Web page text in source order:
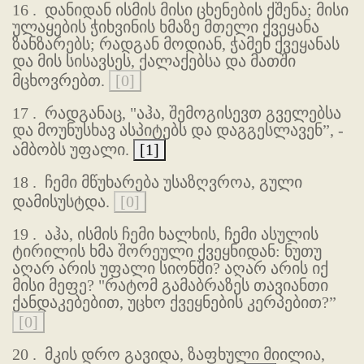
16 . დანიდან ისმის მისი ცხენების ქშენა; მისი
ულაყების ჭიხვინის ხმაზე მთელი ქვეყანა
ზანზარებს; რადგან მოდიან, ჭამენ ქვეყანას
და მის სისავსეს, ქალაქებსა და მათში
მცხოვრებთ.
[0]
17 . რადგანაც, "აჰა, შემოგისევთ გველებსა
და მოუნუსხავ ასპიტებს და დაგგესლავენ”, -
ამბობს უფალი.
[1]
18 .
ჩემი მწუხარება უსაზღვროა, გული
დამისუსტდა.
[0]
19 . აჰა, ისმის ჩემი ხალხის, ჩემი ასულის
ტირილის ხმა შორეული ქვეყნიდან: ნუთუ
აღარ არის უფალი სიონში? აღარ არის იქ
მისი მეფე? "რატომ გამაბრაზეს თავიანთი
ქანდაკებებით, უცხო ქვეყნების კერპებით?”
[0]
20 . მკის დრო გავიდა, ზაფხული მიილია,